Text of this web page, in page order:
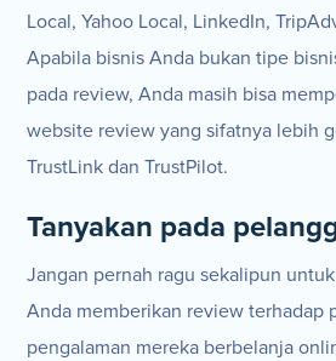
Local, Yahoo Local, LinkedIn,
Apabila bisnis Anda bukan tipe
pada review, Anda masih bisa
website review yang sifatnya lebih
TrustLink dan TrustPilot.
Tanyakan pada
Jangan pernah ragu sekalipun
Anda memberikan review terhadap
pengalaman mereka berbelanja